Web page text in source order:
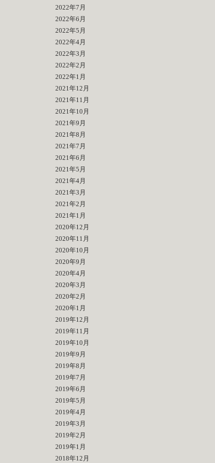
2022年7月
2022年6月
2022年5月
2022年4月
2022年3月
2022年2月
2022年1月
2021年12月
2021年11月
2021年10月
2021年9月
2021年8月
2021年7月
2021年6月
2021年5月
2021年4月
2021年3月
2021年2月
2021年1月
2020年12月
2020年11月
2020年10月
2020年9月
2020年4月
2020年3月
2020年2月
2020年1月
2019年12月
2019年11月
2019年10月
2019年9月
2019年8月
2019年7月
2019年6月
2019年5月
2019年4月
2019年3月
2019年2月
2019年1月
2018年12月